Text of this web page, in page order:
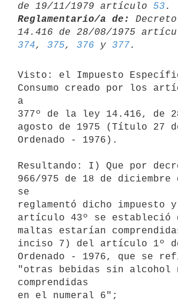
de 19/11/1979 artículo 53
Reglamentario/a de:
14.416 de 28/08/1975
374, 375, 376 y 377
Visto: el Impuesto
Consumo creado por los
a
377º de la ley 14.416, de
agosto de 1975 (Título 27
Ordenado - 1976).
Resultando: I) Que por
966/975 de 18 de diciembre
se
reglamentó dicho impuesto
artículo 43º se estableció
maltas estarían
inciso 7) del artículo 1º
Ordenado - 1976, que se
"otras bebidas sin alcohol
comprendidas
en el numeral 6";